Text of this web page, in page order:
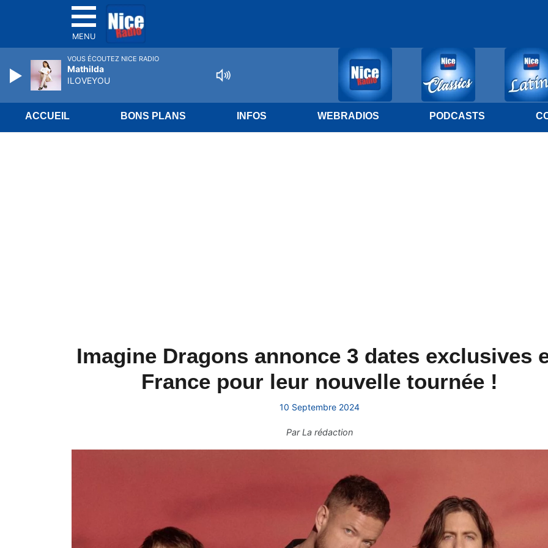
MENU
ACCUEIL BONS PLANS INFOS WEBRADIOS PODCASTS
Imagine Dragons annonce 3 dates exclusives
France pour leur nouvelle tournée !
10 Septembre 2024
ParLa rédaction
VOUS ÉCOUTEZ NICE RADIO
Mathilda
ILOVEYOU